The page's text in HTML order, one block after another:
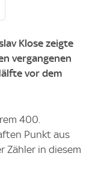
Klose zeigte
vergangenen
vor dem
400.
Punkt aus
Zähler in diesem